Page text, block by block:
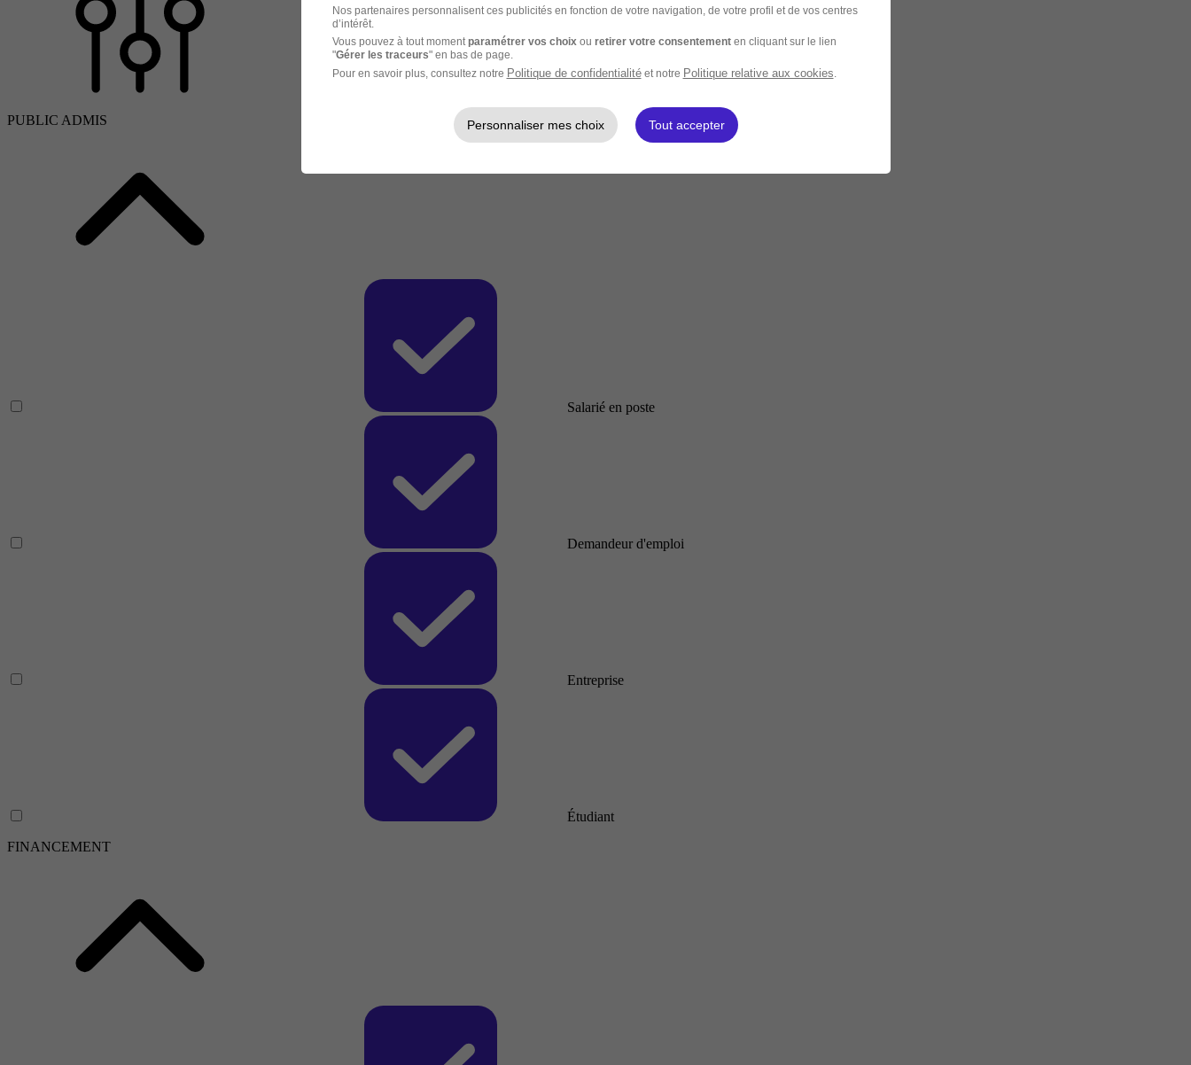
PUBLIC ADMIS
Salarié en poste
Demandeur d'emploi
Entreprise
Étudiant
FINANCEMENT
Nos partenaires personnalisent ces publicités en fonction de votre navigation, de votre profil et de vos centres
d’intérêt.
Vous pouvez à tout moment paramétrer vos choix ou retirer votre consentementen cliquant sur le lien
"Gérer les traceurs" en bas de page.
Pour en savoir plus, consultez notre Politique de confidentialitéet notre Politique relative aux cookies
Personnaliser mes choix Tout accepter